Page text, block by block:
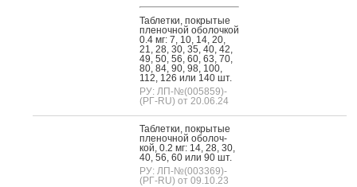
Таб­летки, пок­ры­тые
пле­ноч­ной обо­лоч­кой
0.4 мг: 7, 10, 14, 20,
21, 28, 30, 35, 40, 42,
49, 50, 56, 60, 63, 70,
80, 84, 90, 98, 100,
112, 126 или 140 шт.
РУ: ЛП-№(005859)-
(РГ-RU) от 20.06.24
Таб­летки, пок­ры­тые
пле­ноч­ной обо­лоч­
кой, 0.2 мг: 14, 28, 30,
40, 56, 60 или 90 шт.
РУ: ЛП-№(003369)-
(РГ-RU) от 09.10.23